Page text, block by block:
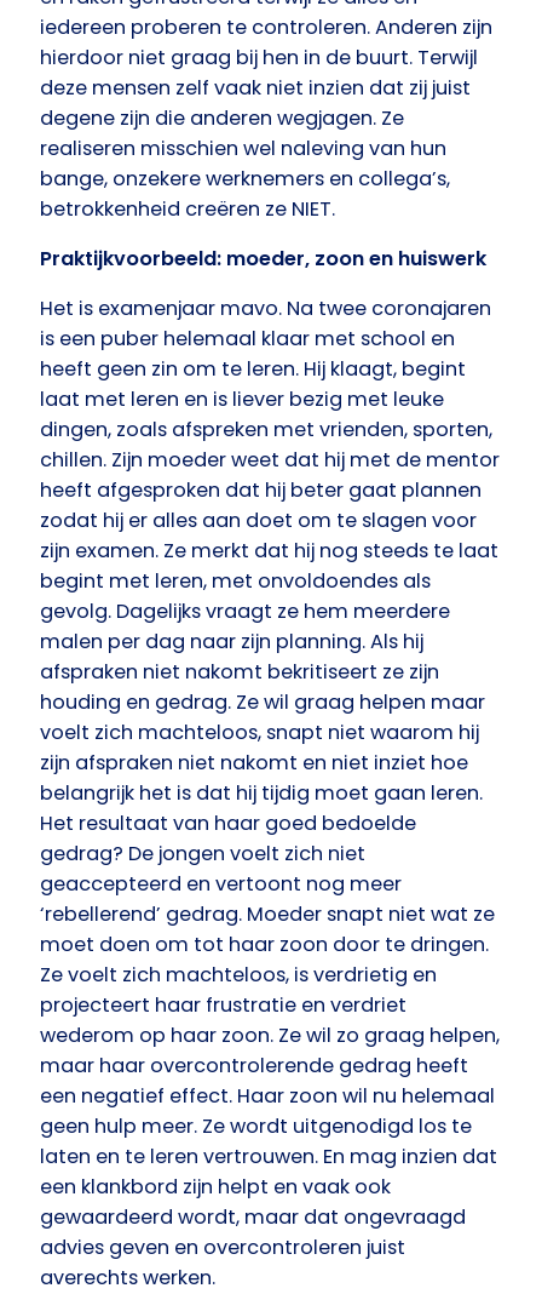
iedereen proberen te controleren. Anderen zijn
hierdoor niet graag bij hen in de buurt. Terwijl
deze mensen zelf vaak niet inzien dat zij juist
degene zijn die anderen wegjagen. Ze
realiseren misschien wel naleving van hun
bange, onzekere werknemers en collega’s,
betrokkenheid creëren ze NIET.
Praktijkvoorbeeld: moeder, zoon en huiswerk
Het is examenjaar mavo. Na twee coronajaren
is een puber helemaal klaar met school en
heeft geen zin om te leren. Hij klaagt, begint
laat met leren en is liever bezig met leuke
dingen, zoals afspreken met vrienden, sporten,
chillen. Zijn moeder weet dat hij met de mentor
heeft afgesproken dat hij beter gaat plannen
zodat hij er alles aan doet om te slagen voor
zijn examen. Ze merkt dat hij nog steeds te laat
begint met leren, met onvoldoendes als
gevolg. Dagelijks vraagt ze hem meerdere
malen per dag naar zijn planning. Als hij
afspraken niet nakomt bekritiseert ze zijn
houding en gedrag. Ze wil graag helpen maar
voelt zich machteloos, snapt niet waarom hij
zijn afspraken niet nakomt en niet inziet hoe
belangrijk het is dat hij tijdig moet gaan leren.
Het resultaat van haar goed bedoelde
gedrag? De jongen voelt zich niet
geaccepteerd en vertoont nog meer
‘rebellerend’ gedrag. Moeder snapt niet wat ze
moet doen om tot haar zoon door te dringen.
Ze voelt zich machteloos, is verdrietig en
projecteert haar frustratie en verdriet
wederom op haar zoon. Ze wil zo graag helpen,
maar haar overcontrolerende gedrag heeft
een negatief effect. Haar zoon wil nu helemaal
geen hulp meer. Ze wordt uitgenodigd los te
laten en te leren vertrouwen. En mag inzien dat
een klankbord zijn helpt en vaak ook
gewaardeerd wordt, maar dat ongevraagd
advies geven en overcontroleren juist
averechts werken.